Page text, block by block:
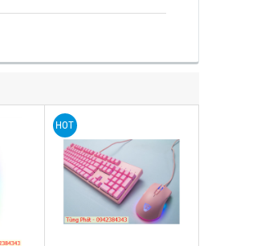
HOT